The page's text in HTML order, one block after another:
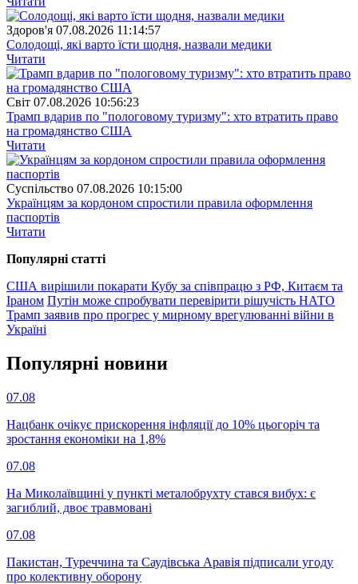
Здоров'я 07.08.2026 11:14:57
Солодощі, які варто їсти щодня, назвали медики
Читати
Свiт 07.08.2026 10:56:23
Трамп вдарив по "пологовому туризму": хто втратить право
на громадянство США
Читати
Суспiльство 07.08.2026 10:15:00
Українцям за кордоном спростили правила оформлення
паспортів
Читати
Популярнi статтi
США вирішили покарати Кубу за співпрацю з РФ, Китаєм та
Іраном Путін може спробувати перевірити рішучість НАТО
Трамп заявив про прогрес у мирному врегулюванні війни в
Україні
Популярнi новини
07.08
Нацбанк очікує прискорення інфляції до 10% цьогоріч та
зростання економіки на 1,8%
07.08
На Миколаївщині у пункті металобрухту стався вибух: є
загиблий, двоє травмовані
07.08
Пакистан, Туреччина та Саудівська Аравія підписали угоду
про колективну оборону